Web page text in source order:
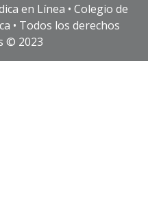
en Línea • Colegio de
• Todos los derechos
© 2023